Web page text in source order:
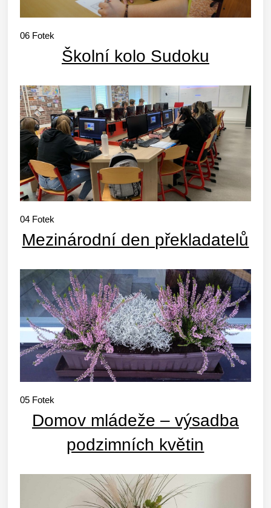
06 Fotek
Školní kolo Sudoku
04 Fotek
Mezinárodní den překladatelů
05 Fotek
Domov mládeže – výsadba
podzimních květin